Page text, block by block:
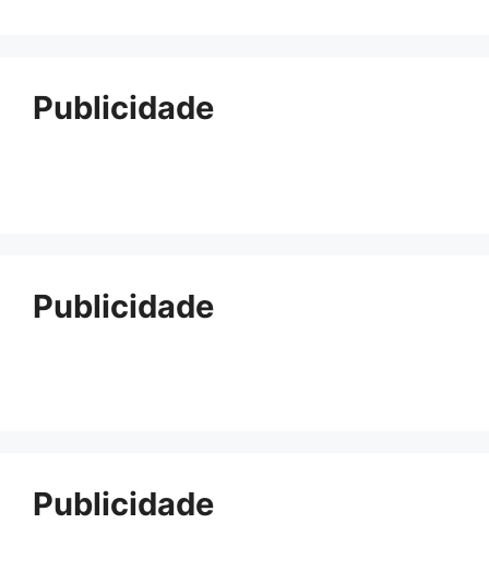
Publicidade
Publicidade
Publicidade